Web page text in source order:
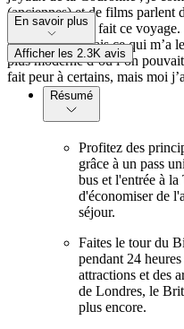
(anciennes) et de films parlent
que nous ayons fait ce
est très beau, mais ce qui m’a
plus moderne d’où l’on
fait peur à certains, mais moi
En savoir plus
Afficher les 2.3K avis
Résumé
Profitez des
grâce à un pass
bus et l'entrée à
d'économiser de
séjour.
Faites le tour du
pendant 24
attractions et des
de Londres, le
plus encore.